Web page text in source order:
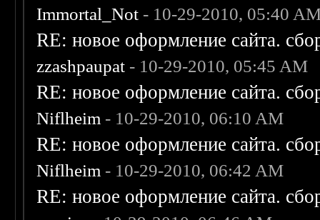
Immortal_Not - 10-29-2010, 05:40
RE: новое оформление сайта.
zzashpaupat - 10-29-2010, 05:45 AM
RE: новое оформление сайта.
Niflheim - 10-29-2010, 06:10 AM
RE: новое оформление сайта.
Niflheim - 10-29-2010, 06:42 AM
RE: новое оформление сайта.